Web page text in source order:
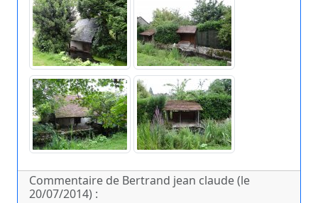
Commentaire de Bertrand jean claude (le
20/07/2014) :